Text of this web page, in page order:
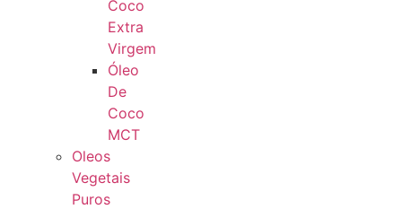
Coco
Extra
Virgem
Óleo
De
Coco
MCT
Oleos
Vegetais
Puros